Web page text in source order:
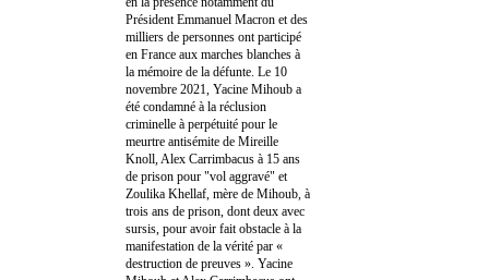
Président Emmanuel Macron et des
milliers de personnes ont participé
en France aux marches blanches à
la mémoire de la défunte. Le 10
novembre 2021, Yacine Mihoub a
été condamné à la réclusion
criminelle à perpétuité pour le
meurtre antisémite de Mireille
Knoll, Alex Carrimbacus à 15 ans
de prison pour "vol aggravé" et
Zoulika Khellaf, mère de Mihoub, à
trois ans de prison, dont deux avec
sursis, pour avoir fait obstacle à la
manifestation de la vérité par «
destruction de preuves ». Yacine